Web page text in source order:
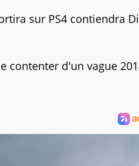
sur PS4 contiendra
contenter d'un vague